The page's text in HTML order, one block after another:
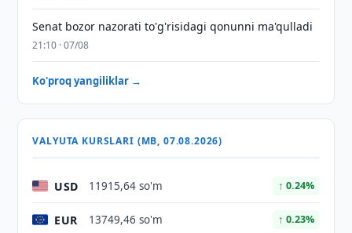
Senat bozor nazorati to'g'risidagi qonunni ma'qulladi
21:10 · 07/08
Ko'proq yangiliklar →
VALYUTA KURSLARI (MB, 07.08.2026)
USD 11915,64 so'm ↑ 0.24%
EUR 13749,46 so'm ↑ 0.23%